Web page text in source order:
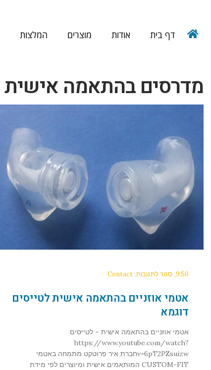
דף בית אודות מוצרים המלצות
מדרסים בהתאמה אישית
9:50 סגור לתגובות Contact
אטמי אוזניים בהתאמה אישית לטייסים
דוגמא
אטמי אוזניים בהתאמה אישית – לטייסים
https://www.youtube.com/watch?
v=6pT2PZsuizwחברת איר פרוטקט מתמחה באטמי
CUSTOM-FIT המותאמים אישית ומיוצרים לפי מידת